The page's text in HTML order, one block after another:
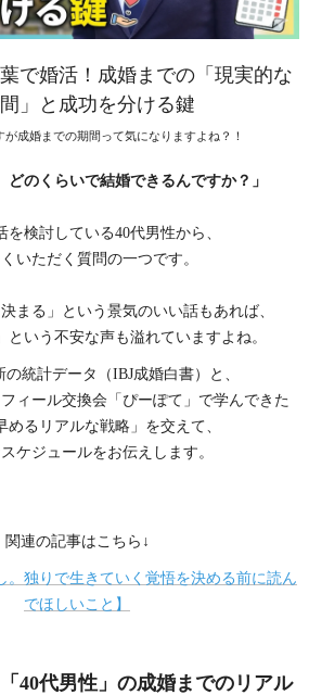
で婚活！成婚までの「現実的な
」と成功を分ける鍵
が成婚までの期間って気になりますよね？！
どのくらいで結婚できるんですか？」
を検討している40代男性から、
いただく質問の一つです。
まる」という景気のいい話もあれば、
という不安な声も溢れていますよね。
統計データ（IBJ成婚白書）と、
ィール交換会「ぴーぽて」で学んできた
めるリアルな戦略」を交えて、
ケジュールをお伝えします。
関連の記事はこちら↓
。独りで生きていく覚悟を決める前に読ん
でほしいこと】
40代男性」の成婚までのリアル